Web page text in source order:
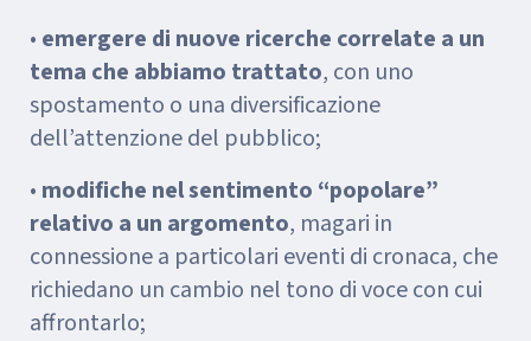
• emergere di nuove ricerche correlate a un
tema che abbiamo trattato, con uno
spostamento o una diversificazione
dell’attenzione del pubblico;
• modifiche nel sentimento “popolare”
relativo a un argomento, magari in
connessione a particolari eventi di cronaca, che
richiedano un cambio nel tono di voce con cui
affrontarlo;